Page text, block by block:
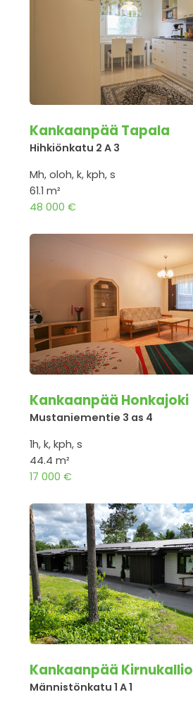
Kankaanpää Tapala
Hihkiönkatu 2 A 3
Mh, oloh, k, kph, s
61.1 m²
48 000 €
Kankaanpää Honkajoki
Mustaniementie 3 as 4
1h, k, kph, s
44.4 m²
17 000 €
Kankaanpää Kirnukallio
Männistönkatu 1 A 1